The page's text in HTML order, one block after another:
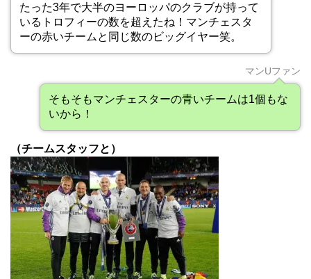
たった3年で大半のヨーロッパのクラブが持って
いるトロフィーの数を超えたね！マンチェスタ
ーの赤いチームと同じ数のビッグイヤー笑。
マンUファン
そもそもマンチェスターの青いチームは1個もな
いから！
（チームスタッフと）